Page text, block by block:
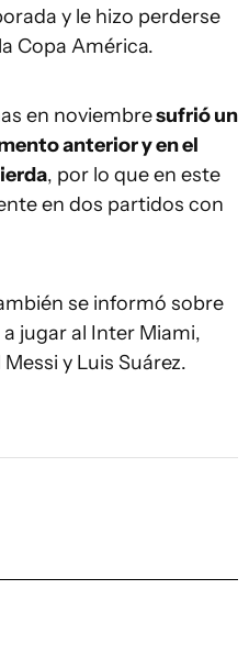
y le hizo perderse
Copa América.
en noviembresufrió un
anterior y en el
, por lo que en este
en dos partidos con
se informó sobre
jugar al Inter Miami,
y Luis Suárez.